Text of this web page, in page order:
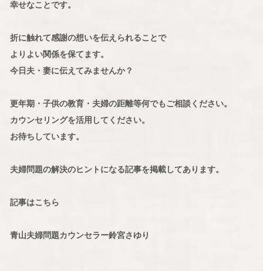
幸せなことです。
折に触れて感謝の想いを伝えられることで
よりよい関係を保てます。
今日夫・妻に伝えてみませんか？
更年期・子供の教育・夫婦の距離等何でもご相談ください。
カウンセリングを活用してください。
お待ちしています。
夫婦問題の解決のヒントになる記事を掲載してあります。
記事はこちら
青山夫婦問題カウンセラー鈴宮さゆり